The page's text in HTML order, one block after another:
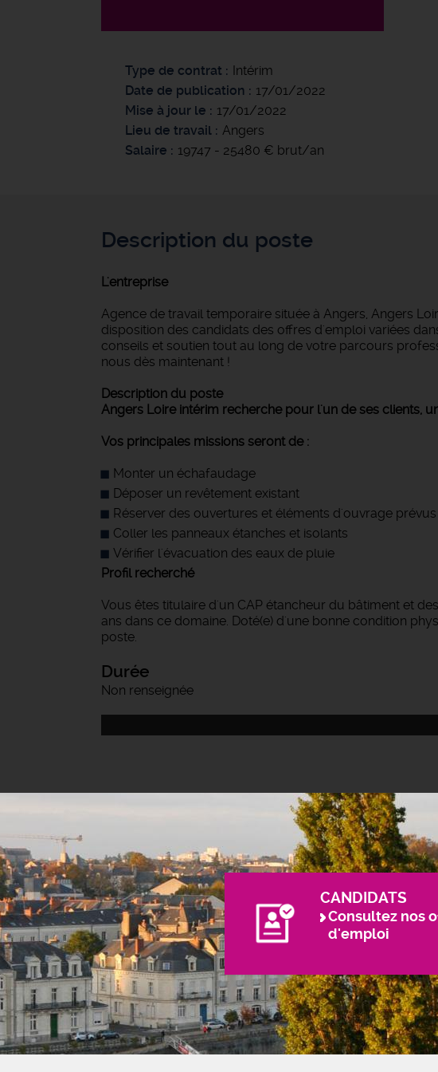
Type de contrat
Intérim
Date de publication
17/01/2022
Mise à jour le
17/01/2022
Lieu de travail
Angers
Salaire
19747 - 25480 € brut/an
Description du poste
L'entreprise
Agence de travail temporaire située à Angers, Angers
disposition des candidats des offres d'emploi variées
conseils et soutien tout au long de votre parcours
nous dès maintenant !
Description du poste
Angers Loire intérim recherche pour l'un de ses clients,
Vos principales missions seront de :
Monter un échafaudage
Déposer un revêtement existant
Réserver des ouvertures et éléments d'ouvrage
Coller les panneaux étanches et isolants
Vérifier l'évacuation des eaux de pluie
Profil recherché
Vous êtes titulaire d'un CAP étancheur du bâtiment et
ans dans ce domaine. Doté(e) d'une bonne condition
poste.
Durée
Non renseignée
CANDIDATS
Consultez nos
d'emploi